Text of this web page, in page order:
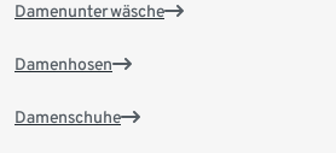
Damenunterwäsche
Damenhosen
Damenschuhe